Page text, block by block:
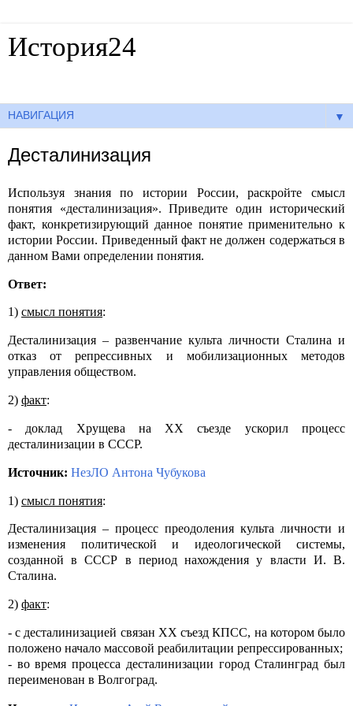
История24
▼
Десталинизация
Используя знания по истории России, раскройте смысл
понятия «десталинизация». Приведите один исторический
факт, конкретизирующий данное понятие применительно к
истории России. Приведенный факт не должен содержаться в
данном Вами определении понятия.
Ответ:
1) смысл понятия:
Десталинизация – развенчание культа личности Сталина и
отказ от репрессивных и мобилизационных методов
управления обществом.
2) факт:
- доклад Хрущева на XX съезде ускорил процесс
десталинизации в СССР.
Источник: НезЛО Антона Чубукова
1) смысл понятия:
Десталинизация – процесс преодоления культа личности и
изменения политической и идеологической системы,
созданной в СССР в период нахождения у власти И. В.
Сталина.
2) факт:
- с десталинизацией связан XX съезд КПСС, на котором было
положено начало массовой реабилитации репрессированных;
- во время процесса десталинизации город Сталинград был
переименован в Волгоград.